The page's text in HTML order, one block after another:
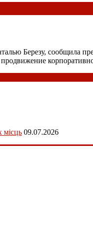
Березу, сообщила
місць 09.07.2026